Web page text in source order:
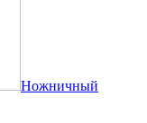
Ножничный